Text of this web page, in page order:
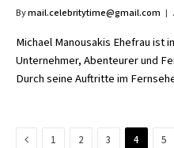
Bymail.celebritytime@gmail.com
Michael Manousakis Ehefrau ist
Unternehmer, Abenteurer und
Durch seine Auftritte im
Previous
1 2 3 4 5